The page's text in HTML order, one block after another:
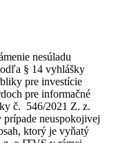
nesúladu
§ 14 vyhlášky
pre investície
pre informačné
č. 546/2021 Z. z.
prípade neuspokojivej
ktorý je vyňatý